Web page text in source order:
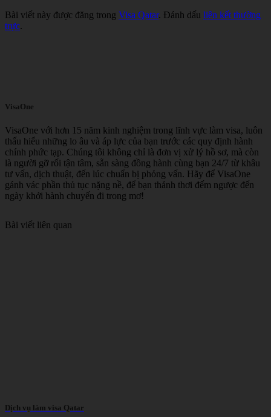
Bài viết này được đăng trong Visa Qatar. Đánh dấu liên kết thường
trực.
VisaOne
VisaOne với hơn 15 năm kinh nghiệm trong lĩnh vực làm visa, luôn
thấu hiểu những lo âu và áp lực của bạn trước các quy định hành
chính phức tạp. Chúng tôi không chỉ là đơn vị xử lý hồ sơ, mà còn
là người gỡ rối tận tâm, sẵn sàng đồng hành cùng bạn 24/7 từ khâu
tư vấn, dịch thuật, đến lúc chuẩn bị phỏng vấn. Hãy để VisaOne
gánh vác phần thủ tục nặng nề, để bạn thảnh thơi đếm ngược đến
ngày khởi hành chuyến đi trong mơ!
Bài viết liên quan
Dịch vụ làm visa Qatar